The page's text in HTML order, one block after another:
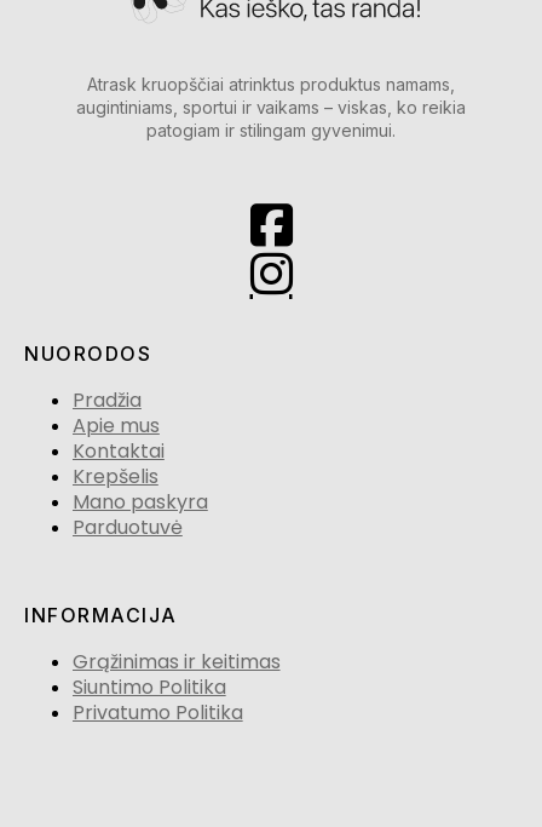
Atrask kruopščiai atrinktus produktus namams,
augintiniams, sportui ir vaikams – viskas, ko reikia
patogiam ir stilingam gyvenimui.
NUORODOS
Pradžia
Apie mus
Kontaktai
Krepšelis
Mano paskyra
Parduotuvė
INFORMACIJA
Grąžinimas ir keitimas
Siuntimo Politika
Privatumo Politika